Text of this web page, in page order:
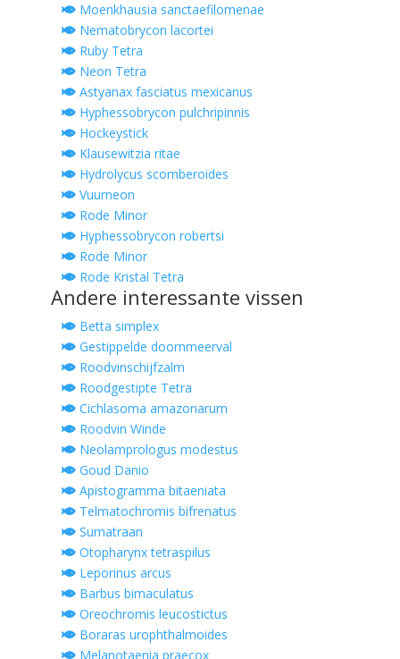
Moenkhausia sanctaefilomenae
Nematobrycon lacortei
Ruby Tetra
Neon Tetra
Astyanax fasciatus mexicanus
Hyphessobrycon pulchripinnis
Hockeystick
Klausewitzia ritae
Hydrolycus scomberoides
Vuurneon
Rode Minor
Hyphessobrycon robertsi
Rode Minor
Rode Kristal Tetra
Andere interessante vissen
Betta simplex
Gestippelde doornmeerval
Roodvinschijfzalm
Roodgestipte Tetra
Cichlasoma amazonarum
Roodvin Winde
Neolamprologus modestus
Goud Danio
Apistogramma bitaeniata
Telmatochromis bifrenatus
Sumatraan
Otopharynx tetraspilus
Leporinus arcus
Barbus bimaculatus
Oreochromis leucostictus
Boraras urophthalmoides
Melanotaenia praecox